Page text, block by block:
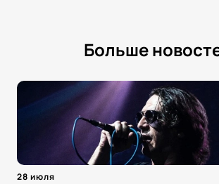
Больше
28 июля